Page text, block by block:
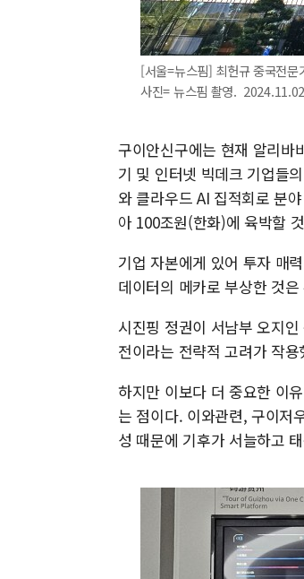
[서울=뉴스핌] 최헌규 중국전
사진= 뉴스핌 촬영.
구이안신구에는 현재 알리바
기 및 인터넷 빅데크 기업들
와 클라우드 AI 집적회로 분
아 100조원(한화)에 육박할
기업 자본에게 있어 투자 매
데이터의 메카로 부상한 것
시진핑 정권이 서남부 오지
전이라는 전략적 고려가 작
하지만 이보다 더 중요한 이
는 점이다. 이와관련, 구이저
성 때문에 기후가 서늘하고